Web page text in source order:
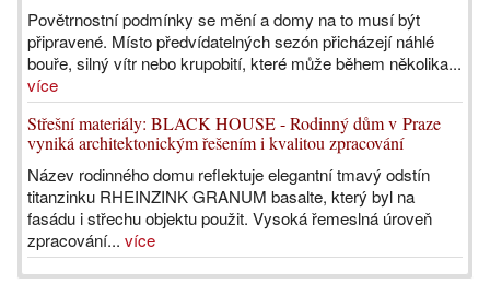
Povětrnostní podmínky se mění a domy na to musí být
připravené. Místo předvídatelných sezón přicházejí náhlé
bouře, silný vítr nebo krupobití, které může během několika...
více
Střešní materiály: BLACK HOUSE - Rodinný dům v Praze
vyniká architektonickým řešením i kvalitou zpracování
Název rodinného domu reflektuje elegantní tmavý odstín
titanzinku RHEINZINK GRANUM basalte, který byl na
fasádu i střechu objektu použit. Vysoká řemeslná úroveň
zpracování... více